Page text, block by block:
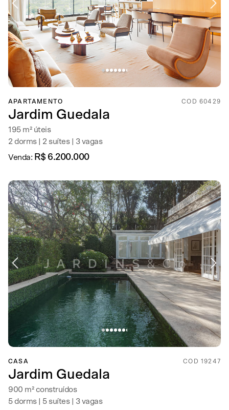
APARTAMENTO COD 60429
Jardim Guedala
195 m² úteis
2 dorms | 2 suítes | 3 vagas
Venda: R$ 6.200.000
CASA COD 19247
Jardim Guedala
900 m² construídos
5 dorms | 5 suítes | 3 vagas